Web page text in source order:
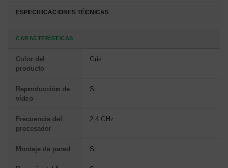
ESPECIFICACIONES TÉCNICAS
CARACTERÍSTICAS
Color del
producto
Gris
Reproducción de
vídeo
Si
Frecuencia del
procesador
2,4 GHz
Montaje de pared Si